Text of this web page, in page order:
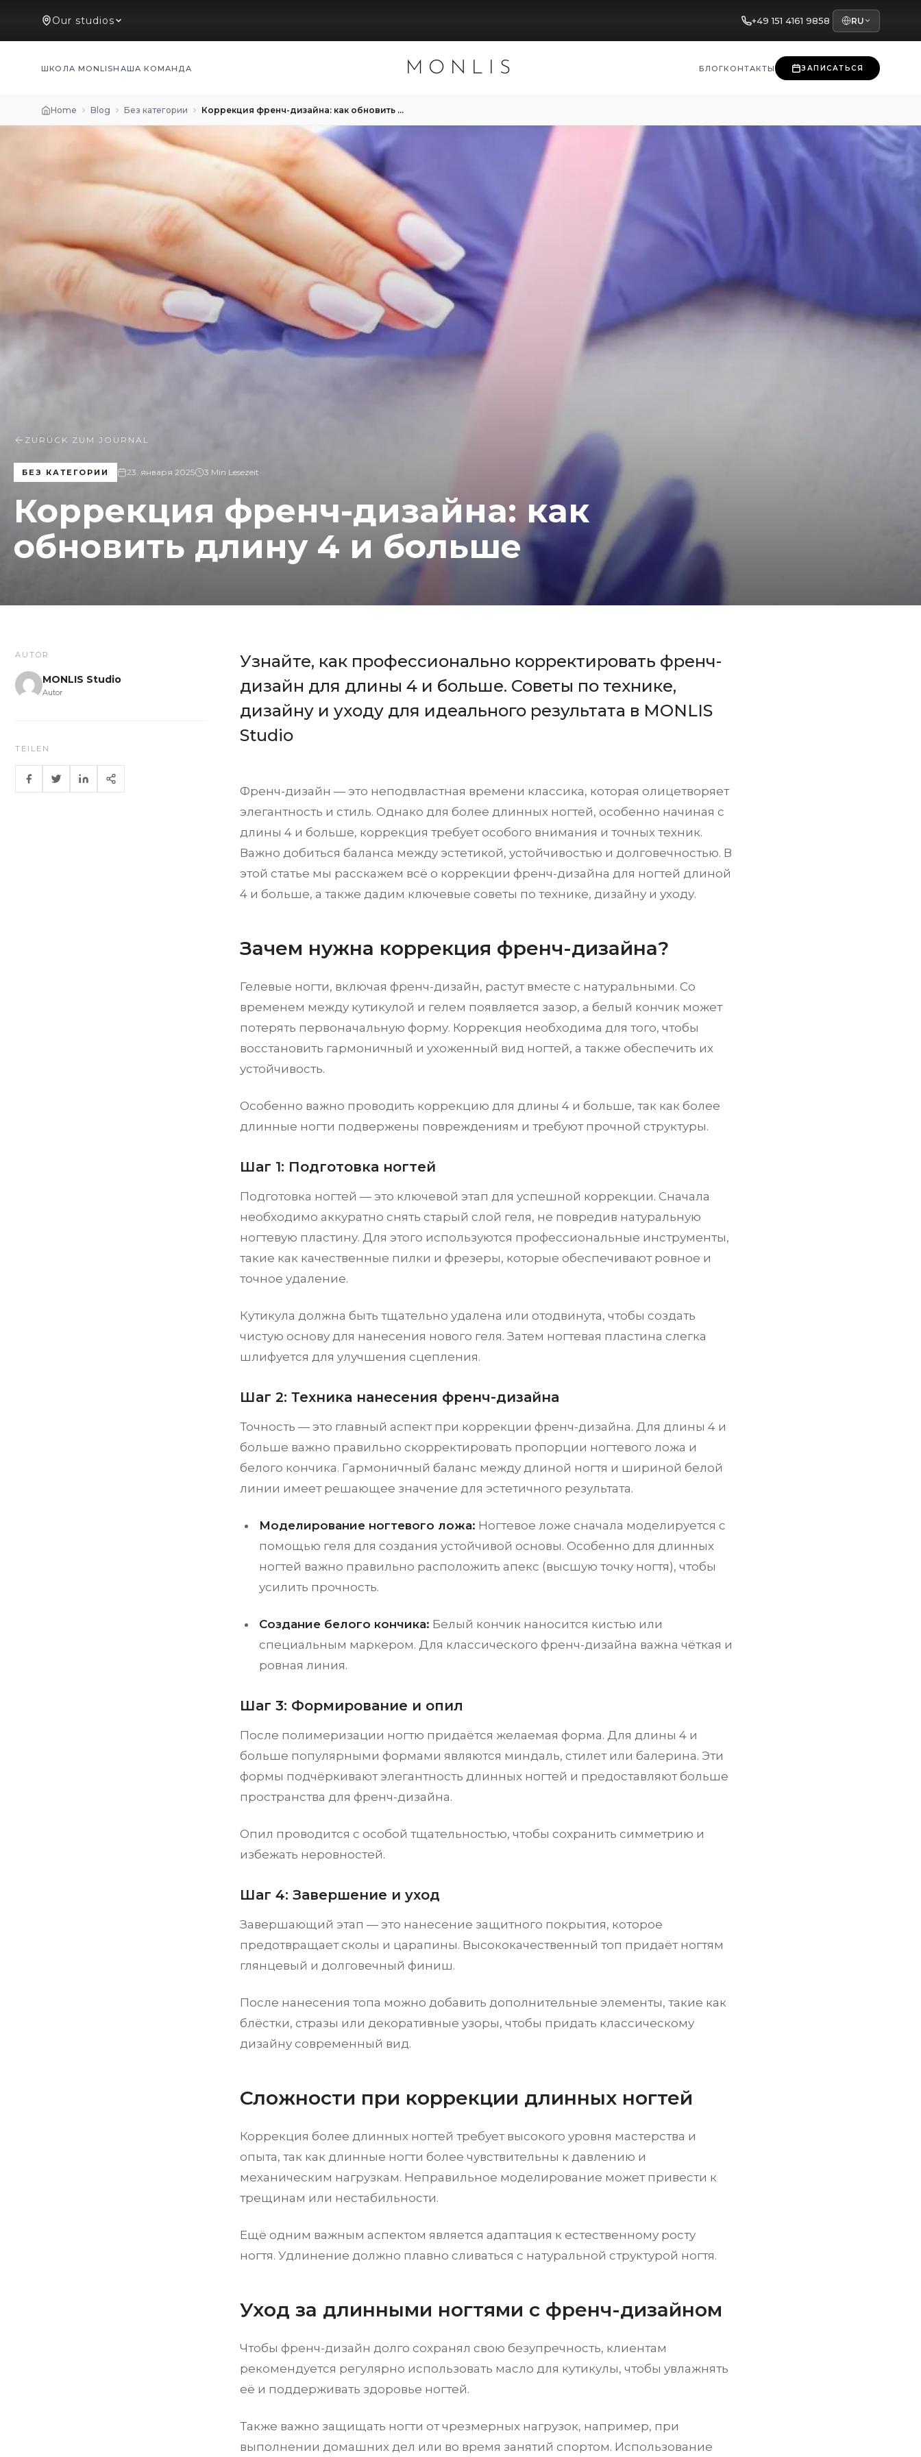
Our studios +49 151 4161 9858 RU
ШКОЛА MONLISНАША КОМАНДА MONLIS БЛОГКОНТАКТЫ ЗАПИСАТЬСЯ
Home Blog Без категории Коррекция френч-дизайна: как обновить длину 4 и больше
ZURÜCK ZUM JOURNAL
БЕЗ КАТЕГОРИИ 23. января 2025 3 Min Lesezeit
Коррекция френч-дизайна: как
обновить длину 4 и больше
AUTOR
MONLIS Studio
Autor
TEILEN
Узнайте, как профессионально корректировать френч-
дизайн для длины 4 и больше. Советы по технике,
дизайну и уходу для идеального результата в MONLIS
Studio
Френч-дизайн — это неподвластная времени классика, которая олицетворяет
элегантность и стиль. Однако для более длинных ногтей, особенно начиная с
длины 4 и больше, коррекция требует особого внимания и точных техник.
Важно добиться баланса между эстетикой, устойчивостью и долговечностью. В
этой статье мы расскажем всё о коррекции френч-дизайна для ногтей длиной
4 и больше, а также дадим ключевые советы по технике, дизайну и уходу.
Зачем нужна коррекция френч-дизайна?
Гелевые ногти, включая френч-дизайн, растут вместе с натуральными. Со
временем между кутикулой и гелем появляется зазор, а белый кончик может
потерять первоначальную форму. Коррекция необходима для того, чтобы
восстановить гармоничный и ухоженный вид ногтей, а также обеспечить их
устойчивость.
Особенно важно проводить коррекцию для длины 4 и больше, так как более
длинные ногти подвержены повреждениям и требуют прочной структуры.
Шаг 1: Подготовка ногтей
Подготовка ногтей — это ключевой этап для успешной коррекции. Сначала
необходимо аккуратно снять старый слой геля, не повредив натуральную
ногтевую пластину. Для этого используются профессиональные инструменты,
такие как качественные пилки и фрезеры, которые обеспечивают ровное и
точное удаление.
Кутикула должна быть тщательно удалена или отодвинута, чтобы создать
чистую основу для нанесения нового геля. Затем ногтевая пластина слегка
шлифуется для улучшения сцепления.
Шаг 2: Техника нанесения френч-дизайна
Точность — это главный аспект при коррекции френч-дизайна. Для длины 4 и
больше важно правильно скорректировать пропорции ногтевого ложа и
белого кончика. Гармоничный баланс между длиной ногтя и шириной белой
линии имеет решающее значение для эстетичного результата.
Моделирование ногтевого ложа: Ногтевое ложе сначала моделируется с
помощью геля для создания устойчивой основы. Особенно для длинных
ногтей важно правильно расположить апекс (высшую точку ногтя), чтобы
усилить прочность.
Создание белого кончика: Белый кончик наносится кистью или
специальным маркером. Для классического френч-дизайна важна чёткая и
ровная линия.
Шаг 3: Формирование и опил
После полимеризации ногтю придаётся желаемая форма. Для длины 4 и
больше популярными формами являются миндаль, стилет или балерина. Эти
формы подчёркивают элегантность длинных ногтей и предоставляют больше
пространства для френч-дизайна.
Опил проводится с особой тщательностью, чтобы сохранить симметрию и
избежать неровностей.
Шаг 4: Завершение и уход
Завершающий этап — это нанесение защитного покрытия, которое
предотвращает сколы и царапины. Высококачественный топ придаёт ногтям
глянцевый и долговечный финиш.
После нанесения топа можно добавить дополнительные элементы, такие как
блёстки, стразы или декоративные узоры, чтобы придать классическому
дизайну современный вид.
Сложности при коррекции длинных ногтей
Коррекция более длинных ногтей требует высокого уровня мастерства и
опыта, так как длинные ногти более чувствительны к давлению и
механическим нагрузкам. Неправильное моделирование может привести к
трещинам или нестабильности.
Ещё одним важным аспектом является адаптация к естественному росту
ногтя. Удлинение должно плавно сливаться с натуральной структурой ногтя.
Уход за длинными ногтями с френч-дизайном
Чтобы френч-дизайн долго сохранял свою безупречность, клиентам
рекомендуется регулярно использовать масло для кутикулы, чтобы увлажнять
её и поддерживать здоровье ногтей.
Также важно защищать ногти от чрезмерных нагрузок, например, при
выполнении домашних дел или во время занятий спортом. Использование